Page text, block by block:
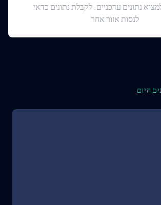
נתונים עדכניים. לקבלת נתונים כדאי
לנסות אזור אחר
היום